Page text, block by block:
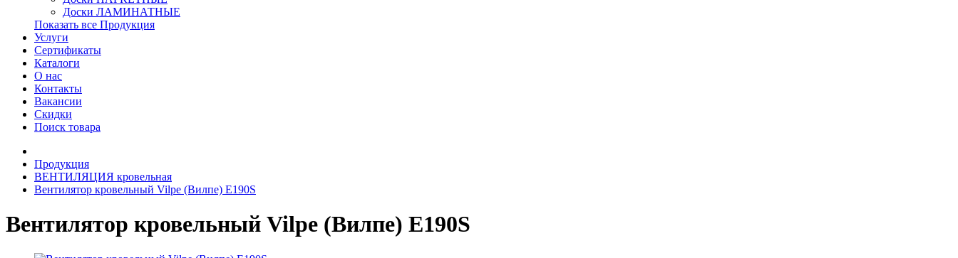
Доски ЛАМИНАТНЫЕ
Показать все Продукция
Услуги
Сертификаты
Каталоги
О нас
Контакты
Вакансии
Скидки
Поиск товара
Продукция
ВЕНТИЛЯЦИЯ кровельная
Вентилятор кровельный Vilpe (Вилпе) E190S
Вентилятор кровельный Vilpe (Вилпе) E190S